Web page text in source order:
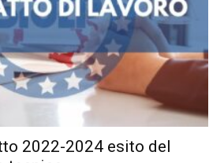
2022-2024 esito del